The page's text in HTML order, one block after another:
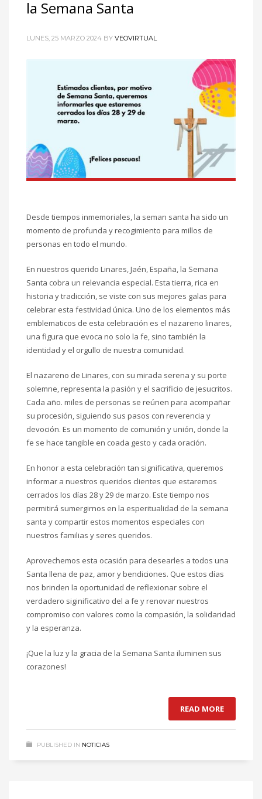
la Semana Santa
LUNES, 25 MARZO 2024 BY VEOVIRTUAL
Desde tiempos inmemoriales, la seman santa ha sido un
momento de profunda y recogimiento para millos de
personas en todo el mundo.
En nuestros querido Linares, Jaén, España, la Semana
Santa cobra un relevancia especial. Esta tierra, rica en
historia y tradicción, se viste con sus mejores galas para
celebrar esta festividad única. Uno de los elementos más
emblematicos de esta celebración es el nazareno linares,
una figura que evoca no solo la fe, sino también la
identidad y el orgullo de nuestra comunidad.
El nazareno de Linares, con su mirada serena y su porte
solemne, representa la pasión y el sacrificio de jesucritos.
Cada año. miles de personas se reúnen para acompañar
su procesión, siguiendo sus pasos con reverencia y
devoción. Es un momento de comunión y unión, donde la
fe se hace tangible en coada gesto y cada oración.
En honor a esta celebración tan significativa, queremos
informar a nuestros queridos clientes que estaremos
cerrados los días 28 y 29 de marzo. Este tiempo nos
permitirá sumergirnos en la esperitualidad de la semana
santa y compartir estos momentos especiales con
nuestros familias y seres queridos.
Aprovechemos esta ocasión para desearles a todos una
Santa llena de paz, amor y bendiciones. Que estos días
nos brinden la oportunidad de reflexionar sobre el
verdadero siginificativo del a fe y renovar nuestros
compromiso con valores como la compasión, la solidaridad
y la esperanza.
¡Que la luz y la gracia de la Semana Santa iluminen sus
corazones!
READ MORE
PUBLISHED IN NOTICIAS